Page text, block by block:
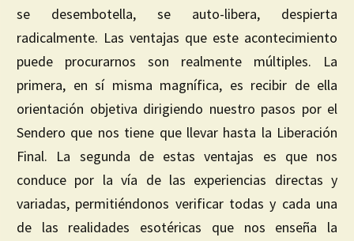
se desembotella, se auto-libera, despierta
radicalmente. Las ventajas que este acontecimiento
puede procurarnos son realmente múltiples. La
primera, en sí misma magnífica, es recibir de ella
orientación objetiva dirigiendo nuestro pasos por el
Sendero que nos tiene que llevar hasta la Liberación
Final. La segunda de estas ventajas es que nos
conduce por la vía de las experiencias directas y
variadas, permitiéndonos verificar todas y cada una
de las realidades esotéricas que nos enseña la